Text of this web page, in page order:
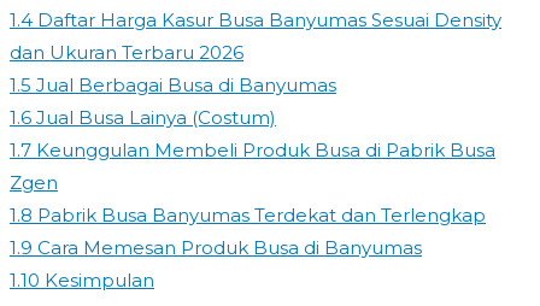
1.4 Daftar Harga Kasur Busa Banyumas Sesuai Density
dan Ukuran Terbaru 2026
1.5 Jual Berbagai Busa di Banyumas
1.6 Jual Busa Lainya (Costum)
1.7 Keunggulan Membeli Produk Busa di Pabrik Busa
Zgen
1.8 Pabrik Busa Banyumas Terdekat dan Terlengkap
1.9 Cara Memesan Produk Busa di Banyumas
1.10 Kesimpulan